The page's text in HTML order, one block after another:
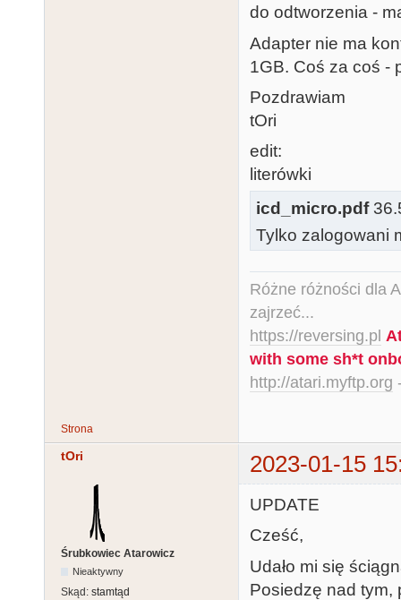
do odtworzenia -
Adapter nie ma
1GB. Coś za coś -
Pozdrawiam
tOri
edit:
literówki
icd_micro.pdf
Tylko zalogowani
Różne różności dla
zajrzeć...
https://reversing.pl
with some sh*t
http://atari.myftp.org
Strona
tOri 2023-01-15
Śrubkowiec Atarowicz
Nieaktywny
Skąd: stamtąd
UPDATE
Cześć,
Udało mi się
Posiedzę nad tym,